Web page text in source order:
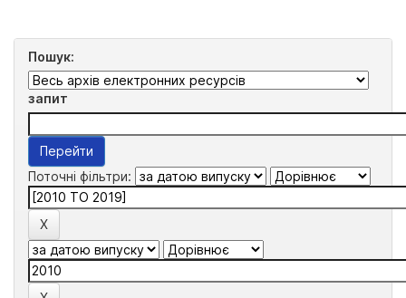
Пошук:
запит
Поточні фільтри: